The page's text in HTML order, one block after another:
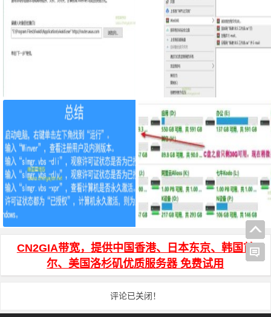
压缩软件创建自己的右键压缩方
式，提高效率
怎么查看win10系统是否为正版
mklink创建符号软链接减少C盘占
用
CN2GIA带宽，提供中国香港、日本东京、韩国首
尔、美国洛杉矶优质服务器 免费试用
评论已关闭！